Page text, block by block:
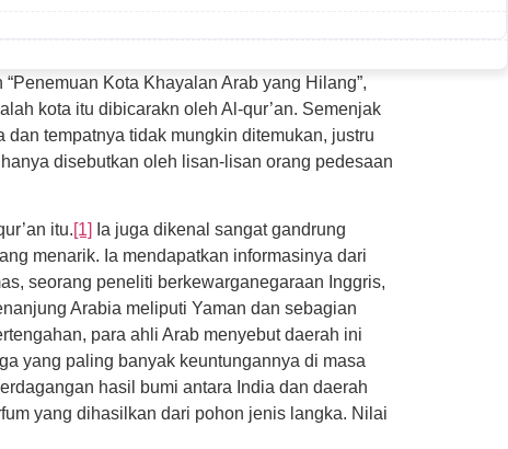
Kota Khayalan Arab yang Hilang”,
kota itu dibicarakn oleh Al-qur’an. Semenjak
tempatnya tidak mungkin ditemukan, justru
disebutkan oleh lisan-lisan orang pedesaan
itu.[1] Ia juga dikenal sangat gandrung
menarik. Ia mendapatkan informasinya dari
seorang peneliti berkewarganegaraan Inggris,
Arabia meliputi Yaman dan sebagian
para ahli Arab menyebut daerah ini
yang paling banyak keuntungannya di masa
hasil bumi antara India dan daerah
yang dihasilkan dari pohon jenis langka. Nilai